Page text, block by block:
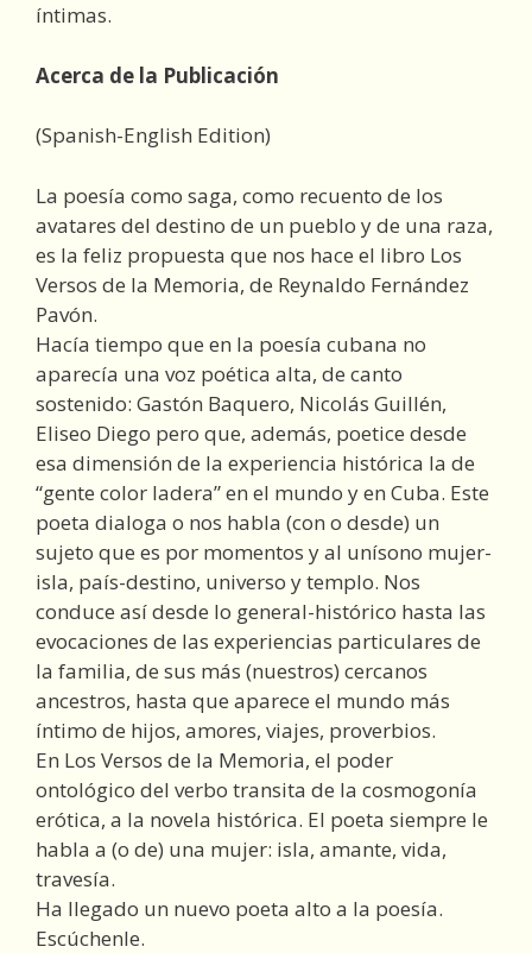
íntimas.
Acerca de la Publicación
(Spanish-English Edition)
La poesía como saga, como recuento de los
avatares del destino de un pueblo y de una raza,
es la feliz propuesta que nos hace el libro Los
Versos de la Memoria, de Reynaldo Fernández
Pavón.
Hacía tiempo que en la poesía cubana no
aparecía una voz poética alta, de canto
sostenido: Gastón Baquero, Nicolás Guillén,
Eliseo Diego pero que, además, poetice desde
esa dimensión de la experiencia histórica la de
“gente color ladera” en el mundo y en Cuba. Este
poeta dialoga o nos habla (con o desde) un
sujeto que es por momentos y al unísono mujer-
isla, país-destino, universo y templo. Nos
conduce así desde lo general-histórico hasta las
evocaciones de las experiencias particulares de
la familia, de sus más (nuestros) cercanos
ancestros, hasta que aparece el mundo más
íntimo de hijos, amores, viajes, proverbios.
En Los Versos de la Memoria, el poder
ontológico del verbo transita de la cosmogonía
erótica, a la novela histórica. El poeta siempre le
habla a (o de) una mujer: isla, amante, vida,
travesía.
Ha llegado un nuevo poeta alto a la poesía.
Escúchenle.